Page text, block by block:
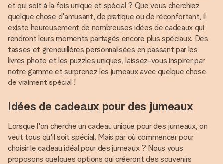
et qui soit à la fois unique et spécial ? Que vous cherchiez
quelque chose d'amusant, de pratique ou de réconfortant, il
existe heureusement de nombreuses idées de cadeaux qui
rendront leurs moments partagés encore plus spéciaux. Des
tasses et grenouillères personnalisées en passant par les
livres photo et les puzzles uniques, laissez-vous inspirer par
notre gamme et surprenez les jumeaux avec quelque chose
de vraiment spécial !
Idées de cadeaux pour des jumeaux
Lorsque l'on cherche un cadeau unique pour des jumeaux, on
veut tous qu'il soit spécial. Mais par où commencer pour
choisir le cadeau idéal pour des jumeaux ? Nous vous
proposons quelques options qui créeront des souvenirs